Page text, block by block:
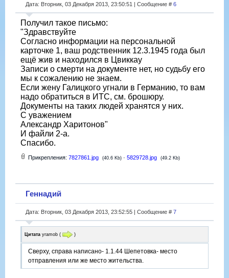
Дата: Вторник, 03 Декабря 2013, 23:50:51 | Сообщение # 6
Получил такое письмо:
"Здравствуйте
Согласно информации на персональной
карточке 1, ваш родственник 12.3.1945 года был
ещё жив и находился в Цвиккау
Записи о смерти на документе нет, но судьбу его
мы к сожалению не знаем.
Если жену Галицкого угнали в Германию, то вам
надо обратиться в ИТС, см. брошюру.
Документы на таких людей хранятся у них.
С уважением
Александр Харитонов"
И файли 2-а.
Спасибо.
Прикрепления: 7827861.jpg (40.6 Kb) · 5829728.jpg (49.2 Kb)
Геннадий
Дата: Вторник, 03 Декабря 2013, 23:52:55 | Сообщение # 7
Цитата yramob ( )
Сверху, справа написано- 1.1.44 Шепетовка- место
отправления или же место жительства.